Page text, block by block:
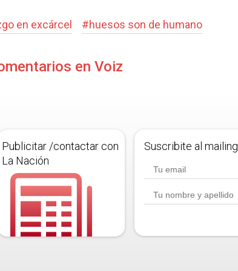
en excárcel #huesos son de humano
en Voiz
Publicitar /contactar con
La Nación
Suscribite al mailing.